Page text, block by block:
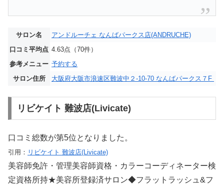
サロン名
アンドルーチェ なんばパークス店(ANDRUCHE)
口コミ平均点 4.63点（70件）
参考メニュー 予約する
サロン住所
大阪府大阪市浪速区難波中２-10-70 なんばパークス７F
リビケイト 難波店(Livicate)
口コミ総数が第5位となりました。
引用： リビケイト 難波店(Livicate)
美容師免許・管理美容師資格・カラーコーディネーター検
定資格所持★美容所登録済サロン◆フラットラッシュ&フ